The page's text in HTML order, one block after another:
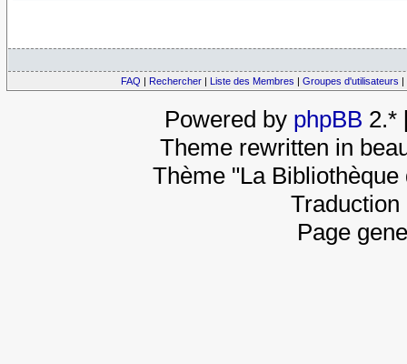
FAQ | Rechercher | Liste des Membres | Groupes d'utilisateurs |
Powered by phpBB 2.*
Theme rewritten in
Thème "La
Page